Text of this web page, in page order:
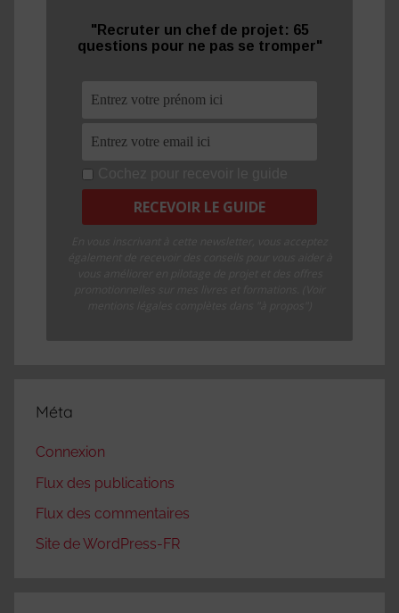
"Recruter un chef de projet: 65
questions pour ne pas se tromper"
Méta
Connexion
Flux des publications
Flux des commentaires
Site de WordPress-FR